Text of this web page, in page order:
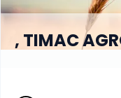
, TIMAC